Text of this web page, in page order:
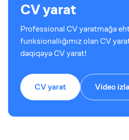
CV yarat
Professional CV yaratmağa
funksionallığımız olan CV
dəqiqəyə CV yarat!
CV yarat Video izlə